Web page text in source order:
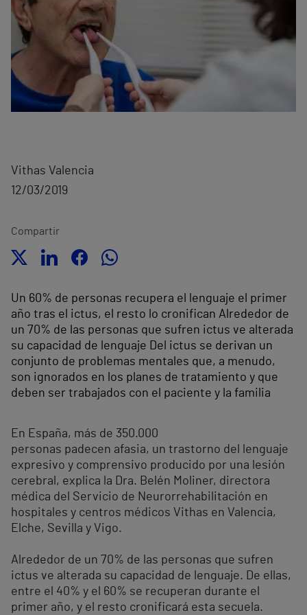
Vithas Valencia
12/03/2019
Compartir
Un 60% de personas recupera el lenguaje el primer
año tras el ictus, el resto lo cronifican Alrededor de
un 70% de las personas que sufren ictus ve alterada
su capacidad de lenguaje Del ictus se derivan un
conjunto de problemas mentales que, a menudo,
son ignorados en los planes de tratamiento y que
deben ser trabajados con el paciente y la familia
En España, más de 350.000
personas padecen afasia, un trastorno del lenguaje
expresivo y comprensivo producido por una lesión
cerebral, explica la Dra. Belén Moliner, directora
médica del Servicio de Neurorrehabilitación en
hospitales y centros médicos Vithas en Valencia,
Elche, Sevilla y Vigo.
Alrededor de un 70% de las personas que sufren
ictus ve alterada su capacidad de lenguaje. De ellas,
entre el 40% y el 60% se recuperan durante el
primer año, y el resto cronificará esta secuela.